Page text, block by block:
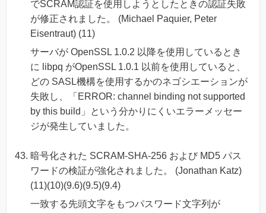
でSCRAM認証を使用しようとしたときの認証失敗
が修正されました。 (Michael Paquier, Peter
Eisentraut) (11)
サーバが OpenSSL 1.0.2 以降を使用しているとき
に libpq がOpenSSL 1.0.1 以前を使用していると、
どの SASL機構を使用するかのネゴシエーションが
失敗し、「ERROR: channel binding not supported
by this build」という分かりにくいエラーメッセー
ジが発生していました。
暗号化された SCRAM-SHA-256 および MD5 パス
ワードの検証が強化されました。 (Jonathan Katz)
(11)(10)(9.6)(9.5)(9.4)
一致する先頭文字をもつパスワード文字列が